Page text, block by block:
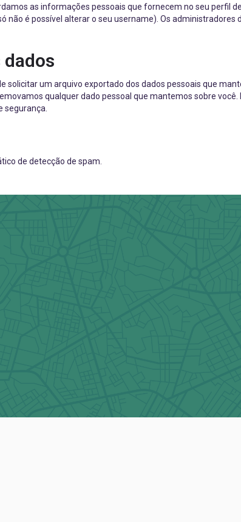
as informações pessoais que fornecem no seu perfil
não é possível alterar o seu username). Os
um arquivo exportado dos dados pessoais que
qualquer dado pessoal que mantemos sobre você.
segurança.
de detecção de spam.